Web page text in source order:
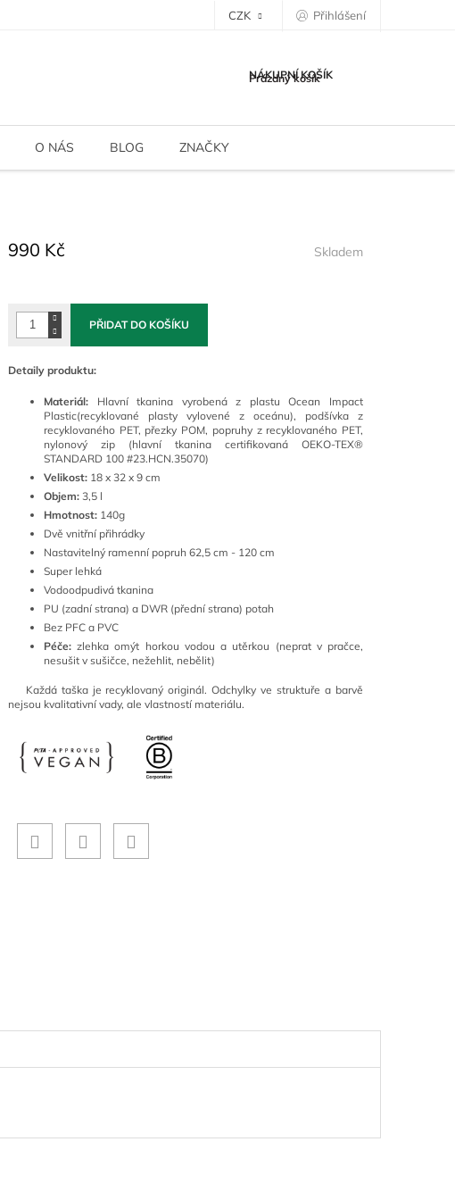
CZK Přihlášení
NÁKUPNÍ KOŠÍK
Prázdný košík
O NÁS BLOG ZNAČKY
990 Kč Skladem
PŘIDAT DO KOŠÍKU
Detaily produktu:
Materiál: Hlavní tkanina vyrobená z plastu Ocean Impact
Plastic(recyklované plasty vylovené z oceánu), podšívka z
recyklovaného PET, přezky POM, popruhy z recyklovaného PET,
nylonový zip (hlavní tkanina certifikovaná OEKO-TEX®
STANDARD 100 #23.HCN.35070)
Velikost: 18 x 32 x 9 cm
Objem: 3,5 l
Hmotnost: 140g
Dvě vnitřní přihrádky
Nastavitelný ramenní popruh 62,5 cm - 120 cm
Super lehká
Vodoodpudivá tkanina
PU (zadní strana) a DWR (přední strana) potah
Bez PFC a PVC
Péče:zlehka omýt horkou vodou a utěrkou (neprat v pračce,
nesušit v sušičce, nežehlit, nebělit)
Každá taška je recyklovaný originál. Odchylky ve struktuře a barvě
nejsou kvalitativní vady, ale vlastností materiálu.